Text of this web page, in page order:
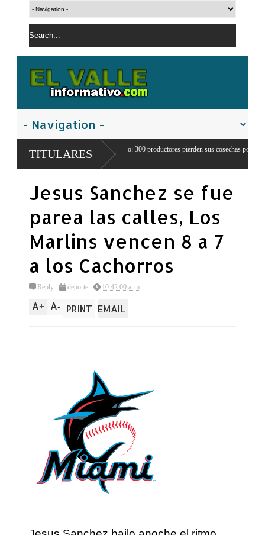
TITULARES
en Juancho: 300 productores pierden sus cosechas por
Jesus Sanchez se fue
parea las calles, Los
Marlins vencen 8 a 7
a los Cachorros
Reply deporte 10:42:00 a. m.
A+ A- PRINT EMAIL